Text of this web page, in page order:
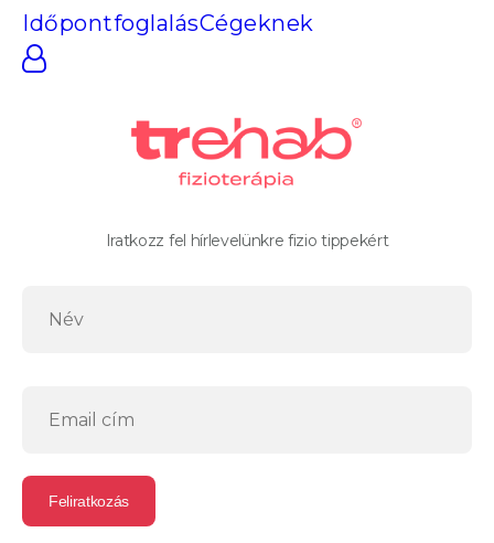
IdőpontfoglalásCégeknek
Iratkozz fel hírlevelünkre fizio tippekért